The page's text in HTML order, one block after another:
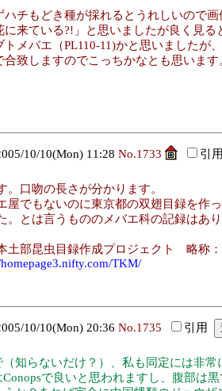
ハチもどき種が採れるとうれしいので
に来ている?!」と思いましたが良く見
トメバエ（PL110-11)かと思いました
致しますのでこっちかなとも思います
10/10(Mon) 11:28 No.1733 引
。口吻の長さが分かります。
屋でもないのに東京都の双翅目録を作
。とは言うもののメバエ科の記録はあ
土部昆虫目録作成プロジェクト 略称
TKM/
10/10(Mon) 20:36 No.1735 引用
知らないだけ？）、私も同定には非常
で良いと思われますし、腹部